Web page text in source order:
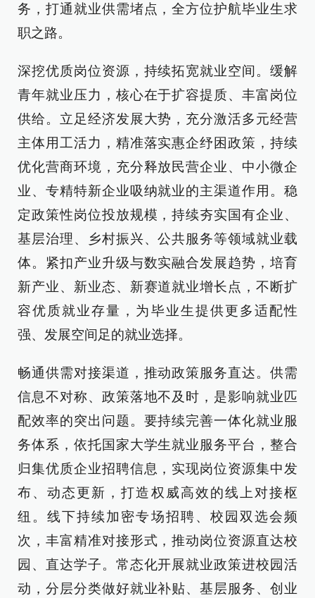
务，打通就业供需堵点，全方位护航毕业生求
职之路。
深挖优质岗位资源，持续拓宽就业空间。缓解
青年就业压力，核心在于扩容提质、丰富岗位
供给。立足经济发展大势，充分激活多元经营
主体用工活力，精准落实惠企纾困政策，持续
优化营商环境，充分释放民营企业、中小微企
业、专精特新企业吸纳就业的主渠道作用。稳
定政策性岗位投放规模，持续夯实国有企业、
基层治理、乡村振兴、公共服务等领域就业载
体。紧扣产业升级与数实融合发展趋势，培育
新产业、新业态、新赛道就业增长点，不断扩
容优质就业存量，为毕业生提供更多适配性
强、发展空间足的就业选择。
畅通供需对接渠道，推动政策服务直达。供需
信息不对称、政策落地不及时，是影响就业匹
配效率的突出问题。要持续完善一体化就业服
务体系，依托国家大学生就业服务平台，整合
归集优质企业招聘信息，实现岗位资源集中发
布、动态更新，打造权威高效的线上对接枢
纽。线下持续加密专场招聘、校园双选会频
次，丰富精准对接形式，推动岗位资源直达校
园、直达学子。常态化开展就业政策进校园活
动，分层分类做好就业补贴、基层服务、创业